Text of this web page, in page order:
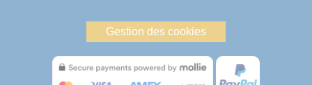
Gestion des cookies